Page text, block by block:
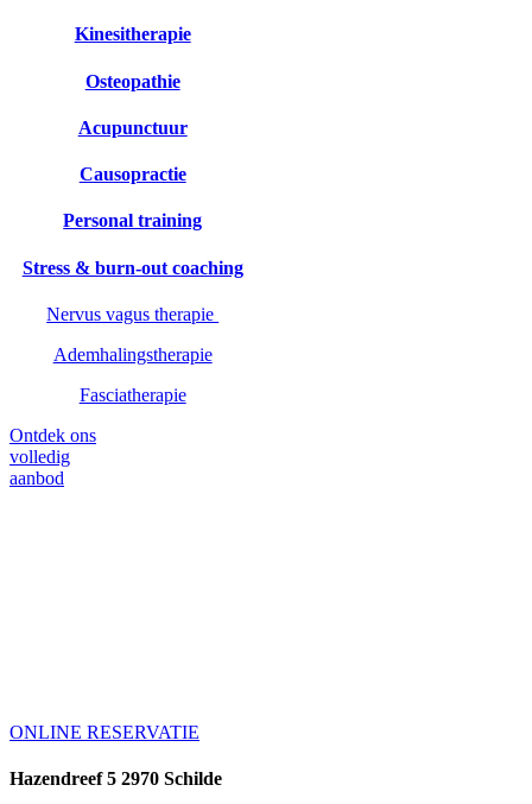
Kinesitherapie
Osteopathie
Acupunctuur
Causopractie
Personal training
Stress & burn-out coaching
Nervus vagus therapie
Ademhalingstherapie
Fasciatherapie
Ontdek ons
volledig
aanbod
ONLINE RESERVATIE
Hazendreef 5 2970 Schilde